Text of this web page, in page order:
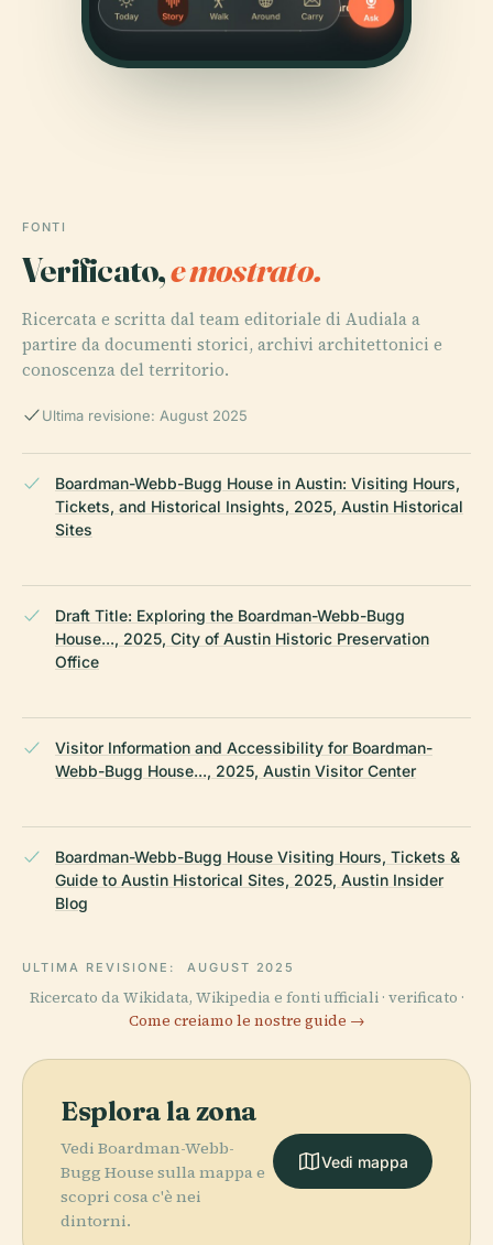
FONTI
Verificato,e mostrato.
Ricercata e scritta dal team editoriale di Audiala a
partire da documenti storici, archivi architettonici e
conoscenza del territorio.
Ultima revisione: August 2025
Boardman-Webb-Bugg House in Austin: Visiting Hours,
Tickets, and Historical Insights, 2025, Austin Historical
Sites
Draft Title: Exploring the Boardman-Webb-Bugg
House..., 2025, City of Austin Historic Preservation
Office
Visitor Information and Accessibility for Boardman-
Webb-Bugg House..., 2025, Austin Visitor Center
Boardman-Webb-Bugg House Visiting Hours, Tickets &
Guide to Austin Historical Sites, 2025, Austin Insider
Blog
ULTIMA REVISIONE: AUGUST 2025
Ricercato da Wikidata, Wikipedia e fonti ufficiali · verificato ·
Come creiamo le nostre guide →
Esplora la zona
Vedi Boardman-Webb-
Bugg House sulla mappa e
scopri cosa c'è nei
dintorni.
Vedi mappa